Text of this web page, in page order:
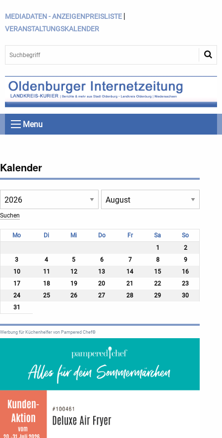
MEDIADATEN - ANZEIGENPREISLISTE |
VERANSTALTUNGSKALENDER
Menu
Kalender
Mo Di Mi Do Fr Sa
So
1
2
3
4 5 6 7 8
9
10
11 12 13 14 15
16
17
18 19 20 21 22
23
24
25 26 27 28 29
30
31
Werbung für Küchenhelfer von Pampered Chef®